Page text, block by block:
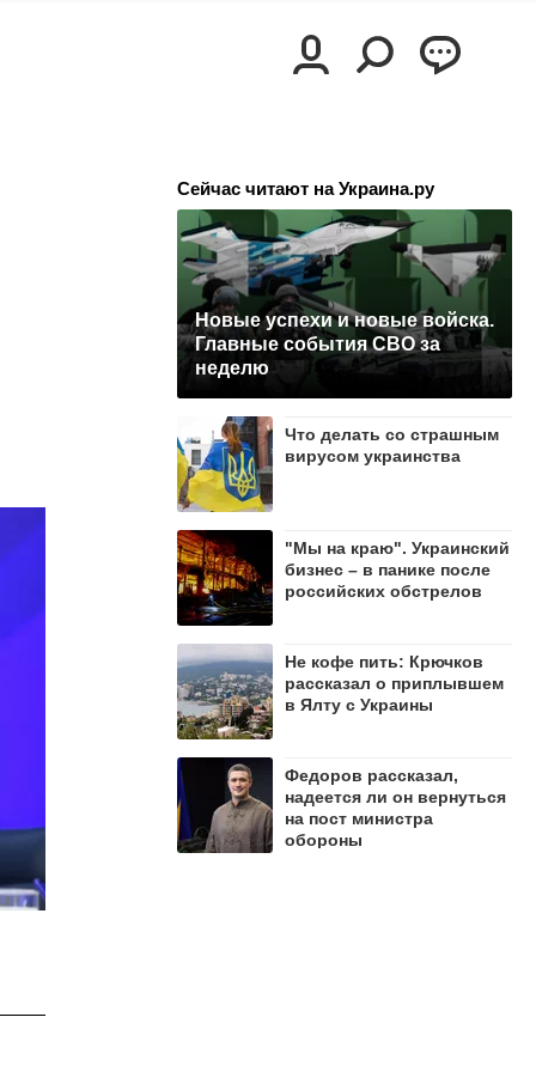
Сейчас читают на Украина.ру
Новые успехи и новые войска.
Главные события СВО за
неделю
Что делать со страшным
вирусом украинства
"Мы на краю". Украинский
бизнес – в панике после
российских обстрелов
Не кофе пить: Крючков
рассказал о приплывшем
в Ялту с Украины
Федоров рассказал,
надеется ли он вернуться
на пост министра
обороны